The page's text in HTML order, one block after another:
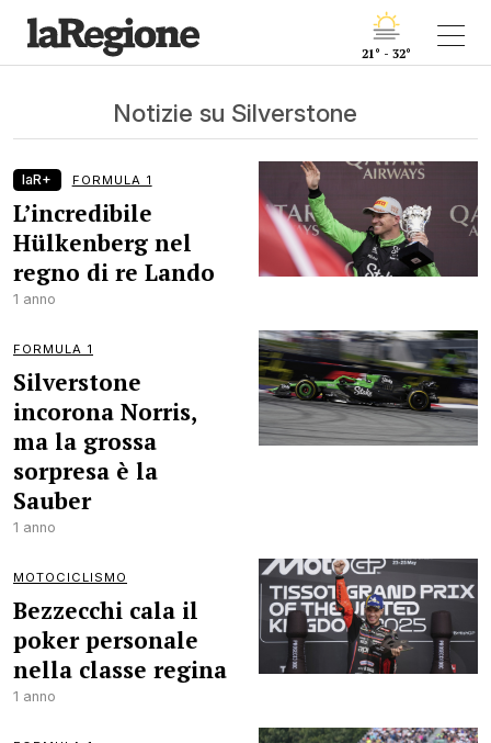
21° - 32°
Notizie su Silverstone
laR+ FORMULA 1
L’incredibile
Hülkenberg nel
regno di re Lando
1 anno
FORMULA 1
Silverstone
incorona Norris,
ma la grossa
sorpresa è la
Sauber
1 anno
MOTOCICLISMO
Bezzecchi cala il
poker personale
nella classe regina
1 anno